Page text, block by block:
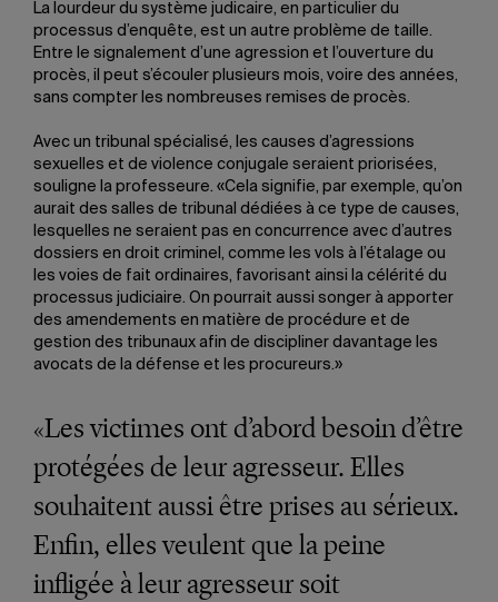
La lourdeur du système judicaire, en particulier du
processus d’enquête, est un autre problème de taille.
Entre le signalement d’une agression et l’ouverture du
procès, il peut s’écouler plusieurs mois, voire des années,
sans compter les nombreuses remises de procès.
Avec un tribunal spécialisé, les causes d’agressions
sexuelles et de violence conjugale seraient priorisées,
souligne la professeure. «Cela signifie, par exemple, qu’on
aurait des salles de tribunal dédiées à ce type de causes,
lesquelles ne seraient pas en concurrence avec d’autres
dossiers en droit criminel, comme les vols à l’étalage ou
les voies de fait ordinaires, favorisant ainsi la célérité du
processus judiciaire. On pourrait aussi songer à apporter
des amendements en matière de procédure et de
gestion des tribunaux afin de discipliner davantage les
avocats de la défense et les procureurs.»
«Les victimes ont d’abord besoin d’être
protégées de leur agresseur. Elles
souhaitent aussi être prises au sérieux.
Enfin, elles veulent que la peine
infligée à leur agresseur soit